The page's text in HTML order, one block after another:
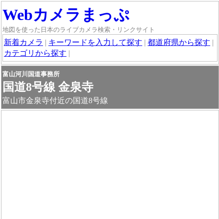
Webカメラまっぷ
地図を使った日本のライブカメラ検索・リンクサイト
新着カメラ | キーワードを入力して探す | 都道府県から探す |
カテゴリから探す |
富山河川国道事務所
国道8号線 金泉寺
富山市金泉寺付近の国道8号線